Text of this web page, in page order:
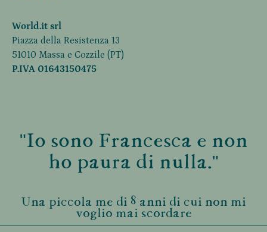
World.it srl
Piazza della Resistenza 13
51010 Massa e Cozzile (PT)
P.IVA 01643150475
"Io sono Francesca e non
ho paura di nulla."
Una piccola me di 8 anni di cui non mi
voglio mai scordare